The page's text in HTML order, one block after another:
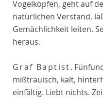
Vogelköpfen, geht auf
natürlichen Verstand,
Gemächlichkeit leiten.
heraus.
Graf Baptist.
mißtrauisch, kalt,
einfältig. Liebt nichts.